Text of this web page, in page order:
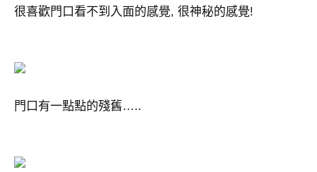
很喜歡門口看不到入面的感覺, 很神秘的感覺!
門口有一點點的殘舊…..